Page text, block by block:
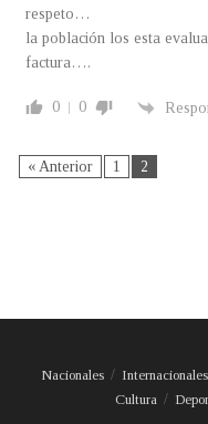
respeto…
la población los esta
factura….
0 0
« Anterior 1 2
Nacionales Internacionales
Cultura